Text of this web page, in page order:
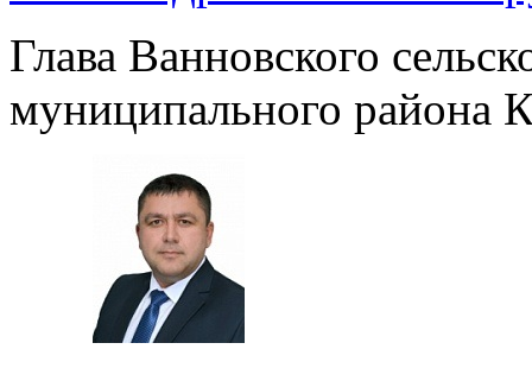
Глава Ванновского
муниципального района